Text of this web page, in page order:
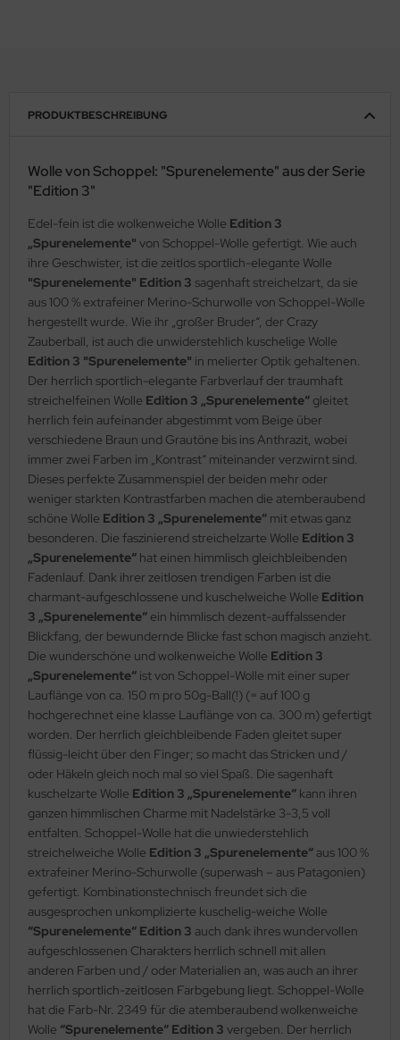
PRODUKTBESCHREIBUNG
Wolle von Schoppel: "Spurenelemente" aus der Serie
"Edition 3"
Edel-fein ist die wolkenweiche Wolle Edition 3
„Spurenelemente" von Schoppel-Wolle gefertigt. Wie auch
ihre Geschwister, ist die zeitlos sportlich-elegante Wolle
"Spurenelemente" Edition 3 sagenhaft streichelzart, da sie
aus 100 % extrafeiner Merino-Schurwolle von Schoppel-Wolle
hergestellt wurde. Wie ihr „großer Bruder“, der Crazy
Zauberball, ist auch die unwiderstehlich kuschelige Wolle
Edition 3 "Spurenelemente" in melierter Optik gehaltenen.
Der herrlich sportlich-elegante Farbverlauf der traumhaft
streichelfeinen Wolle Edition 3 „Spurenelemente“ gleitet
herrlich fein aufeinander abgestimmt vom Beige über
verschiedene Braun und Grautöne bis ins Anthrazit, wobei
immer zwei Farben im „Kontrast“ miteinander verzwirnt sind.
Dieses perfekte Zusammenspiel der beiden mehr oder
weniger starkten Kontrastfarben machen die atemberaubend
schöne Wolle Edition 3 „Spurenelemente“ mit etwas ganz
besonderen. Die faszinierend streichelzarte Wolle Edition 3
„Spurenelemente“ hat einen himmlisch gleichbleibenden
Fadenlauf. Dank ihrer zeitlosen trendigen Farben ist die
charmant-aufgeschlossene und kuschelweiche Wolle Edition
3 „Spurenelemente“ ein himmlisch dezent-auffalssender
Blickfang, der bewundernde Blicke fast schon magisch anzieht.
Die wunderschöne und wolkenweiche Wolle Edition 3
„Spurenelemente“ ist von Schoppel-Wolle mit einer super
Lauflänge von ca. 150 m pro 50g-Ball(!) (= auf 100 g
hochgerechnet eine klasse Lauflänge von ca. 300 m) gefertigt
worden. Der herrlich gleichbleibende Faden gleitet super
flüssig-leicht über den Finger; so macht das Stricken und /
oder Häkeln gleich noch mal so viel Spaß. Die sagenhaft
kuschelzarte Wolle Edition 3 „Spurenelemente“ kann ihren
ganzen himmlischen Charme mit Nadelstärke 3-3,5 voll
entfalten. Schoppel-Wolle hat die unwiederstehlich
streichelweiche Wolle Edition 3 „Spurenelemente“ aus 100 %
extrafeiner Merino-Schurwolle (superwash – aus Patagonien)
gefertigt. Kombinationstechnisch freundet sich die
ausgesprochen unkomplizierte kuschelig-weiche Wolle
“Spurenelemente“ Edition 3 auch dank ihres wundervollen
aufgeschlossenen Charakters herrlich schnell mit allen
anderen Farben und / oder Materialien an, was auch an ihrer
herrlich sportlich-zeitlosen Farbgebung liegt. Schoppel-Wolle
hat die Farb-Nr. 2349 für die atemberaubend wolkenweiche
Wolle “Spurenelemente“ Edition 3 vergeben. Der herrlich